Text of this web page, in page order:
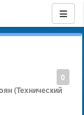
0
(Технический